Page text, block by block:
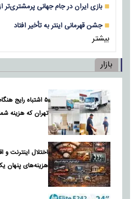
بازی‌ ایران در جام جهانی پرمشتری‌تر
جشن قهرمانی اینتر به تأخیر افتاد
بیشتر
بازار
۵ اشتباه رایج
تهران که هزینه
اختلال اینترنت و
هزینه‌های پنهان